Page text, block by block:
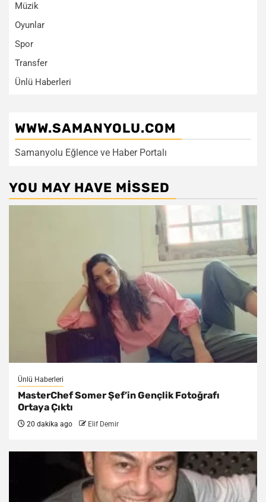
Müzik
Oyunlar
Spor
Transfer
Ünlü Haberleri
WWW.SAMANYOLU.COM
Samanyolu Eğlence ve Haber Portalı
YOU MAY HAVE MISSED
Ünlü Haberleri
MasterChef Somer Şef’in Gençlik Fotoğrafı
Ortaya Çıktı
20 dakika ago Elif Demir